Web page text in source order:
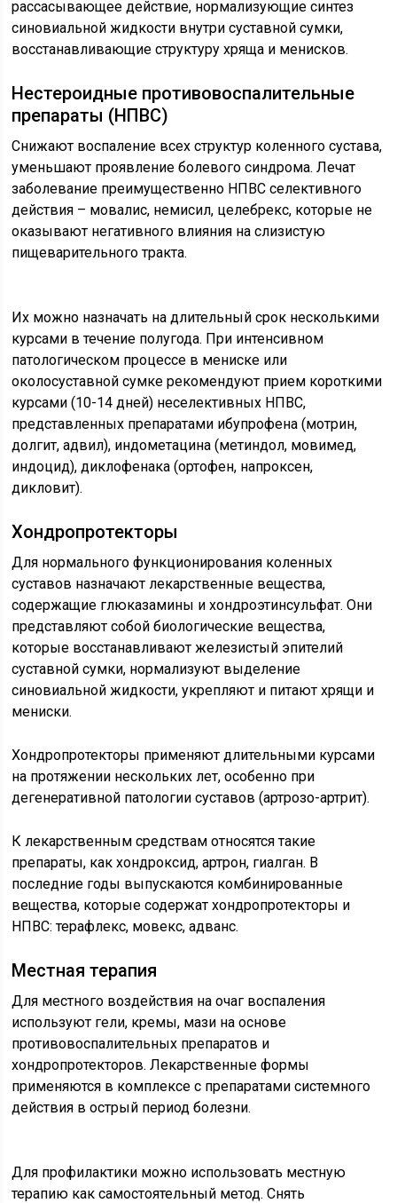
рассасывающее действие, нормализующие синтез
синовиальной жидкости внутри суставной сумки,
восстанавливающие структуру хряща и менисков.
Нестероидные противовоспалительные
препараты (НПВС)
Снижают воспаление всех структур коленного сустава,
уменьшают проявление болевого синдрома. Лечат
заболевание преимущественно НПВС селективного
действия – мовалис, немисил, целебрекс, которые не
оказывают негативного влияния на слизистую
пищеварительного тракта.
Их можно назначать на длительный срок несколькими
курсами в течение полугода. При интенсивном
патологическом процессе в мениске или
околосуставной сумке рекомендуют прием короткими
курсами (10-14 дней) неселективных НПВС,
представленных препаратами ибупрофена (мотрин,
долгит, адвил), индометацина (метиндол, мовимед,
индоцид), диклофенака (ортофен, напроксен,
дикловит).
Хондропротекторы
Для нормального функционирования коленных
суставов назначают лекарственные вещества,
содержащие глюказамины и хондроэтинсульфат. Они
представляют собой биологические вещества,
которые восстанавливают железистый эпителий
суставной сумки, нормализуют выделение
синовиальной жидкости, укрепляют и питают хрящи и
мениски.
Хондропротекторы применяют длительными курсами
на протяжении нескольких лет, особенно при
дегенеративной патологии суставов (артрозо-артрит).
К лекарственным средствам относятся такие
препараты, как хондроксид, артрон, гиалган. В
последние годы выпускаются комбинированные
вещества, которые содержат хондропротекторы и
НПВС: терафлекс, мовекс, адванс.
Местная терапия
Для местного воздействия на очаг воспаления
используют гели, кремы, мази на основе
противовоспалительных препаратов и
хондропротекторов. Лекарственные формы
применяются в комплексе с препаратами системного
действия в острый период болезни.
Для профилактики можно использовать местную
терапию как самостоятельный метод. Снять